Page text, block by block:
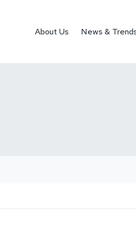
About Us News &